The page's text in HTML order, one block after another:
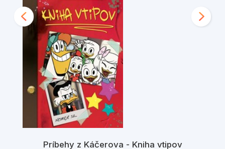
Príbehy z Káčerova - Kniha vtipov